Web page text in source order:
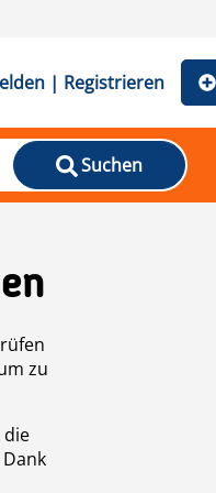
| Registrieren
Suchen
zu
die